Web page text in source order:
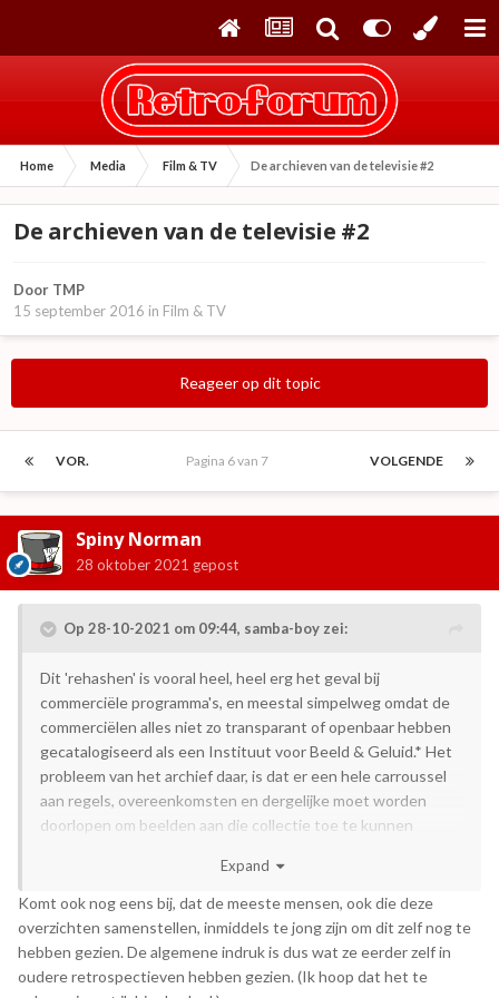
Home Media Film & TV De archieven van de televisie #2
De archieven van de televisie #2
Door TMP
15 september 2016 in Film & TV
Reageer op dit topic
VOR. VOLGENDE
Pagina 6 van 7
Spiny Norman
28 oktober 2021 gepost
Op 28-10-2021 om 09:44, samba-boy zei:
Dit 'rehashen' is vooral heel, heel erg het geval bij
commerciële programma's, en meestal simpelweg omdat de
commerciëlen alles niet zo transparant of openbaar hebben
gecatalogiseerd als een Instituut voor Beeld & Geluid.* Het
probleem van het archief daar, is dat er een hele carroussel
aan regels, overeenkomsten en dergelijke moet worden
doorlopen om beelden aan die collectie toe te kunnen
Tegelijkertijd maak ik mij meer zorgen over de privatisering
van archieven met instanties als InnArchive, waarbij de
banden overal en nergens, en op hun geheel eigen wijze
worden ingeladen en die ingeladen beelden overal en
Expand
Komt ook nog eens bij, dat de meeste mensen, ook die deze
overzichten samenstellen, inmiddels te jong zijn om dit zelf nog te
hebben gezien. De algemene indruk is dus wat ze eerder zelf in
oudere retrospectieven hebben gezien. (Ik hoop dat het te